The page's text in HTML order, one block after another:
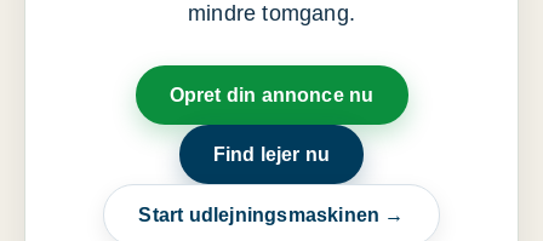
mindre tomgang.
Opret din annonce nu
Find lejer nu
Start udlejningsmaskinen →